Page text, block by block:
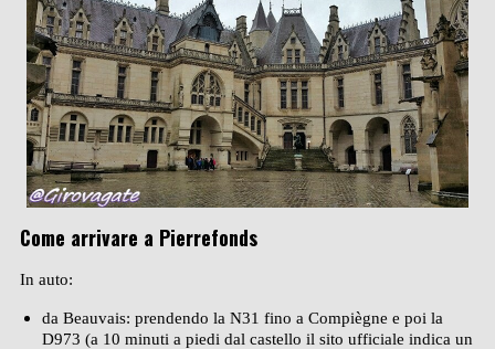
Come arrivare a Pierrefonds
In auto:
da Beauvais: prendendo la N31 fino a Compiègne e poi la
D973 (a 10 minuti a piedi dal castello il sito ufficiale indica un